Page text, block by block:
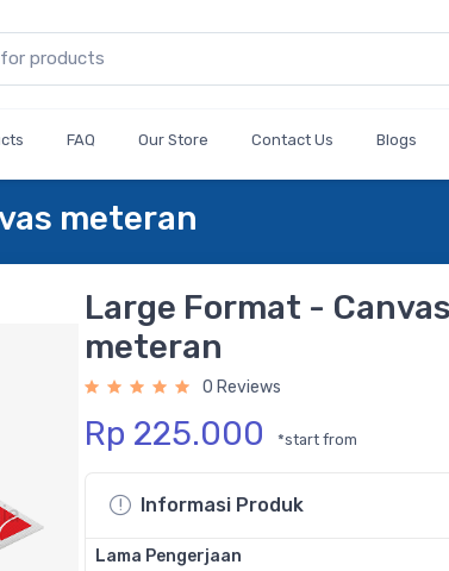
FAQ Our Store Contact Us Blogs
meteran
Large Format - Canvas
meteran
0 Reviews
Rp 225.000 *start from
Informasi Produk
Lama Pengerjaan